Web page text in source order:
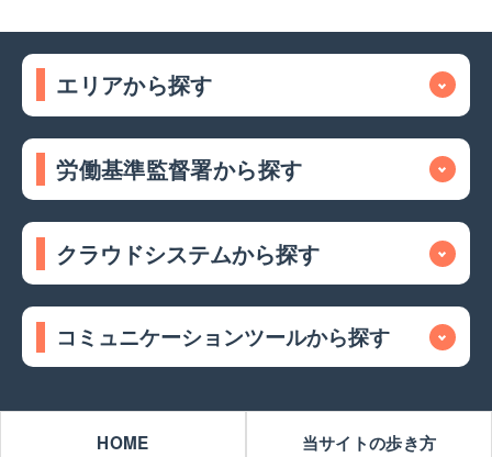
エリアから探す
労働基準監督署から探す
クラウドシステムから探す
コミュニケーションツールから探す
HOME 当サイトの歩き方